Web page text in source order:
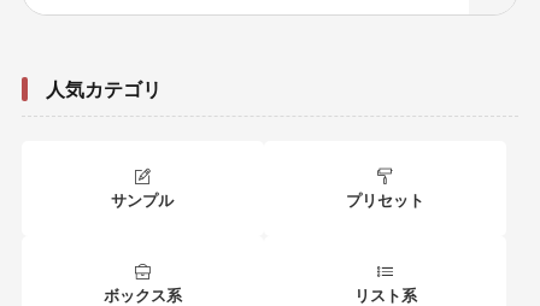
人気カテゴリ
サンプル プリセット
ボックス系 リスト系